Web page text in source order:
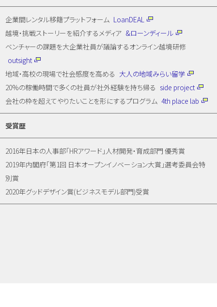
企業間レンタル移籍プラットフォーム LoanDEAL
越境・挑戦ストーリーを紹介するメディア &ローンディール
ベンチャーの課題を大企業社員が議論するオンライン越境研修
outsight
地域・高校の現場で社会感度を高める 大人の地域みらい留学
20%の稼働時間で多くの社員が社外経験を持ち帰る side project
会社の枠を超えてやりたいことを形にするプログラム 4th place lab
受賞歴
2016年日本の人事部「HRアワード」人材開発・育成部門 優秀賞
2019年内閣府「第1回 日本オープンイノベーション大賞」選考委員会特
別賞
2020年グッドデザイン賞(ビジネスモデル部門)受賞